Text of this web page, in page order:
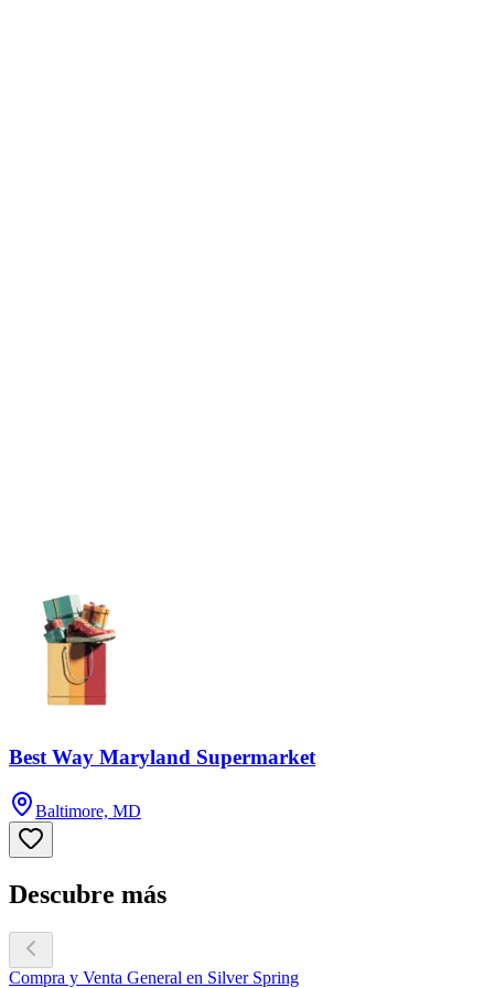
Best Way Maryland Supermarket
Baltimore, MD
Descubre más
Compra y Venta General en Silver Spring